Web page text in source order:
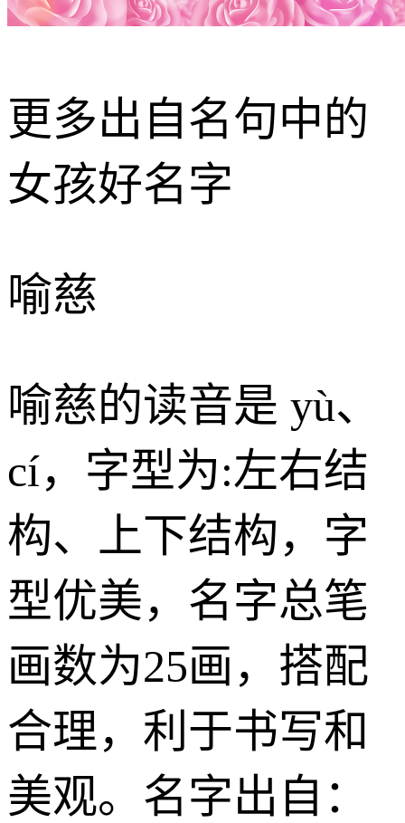
更多出自名句中的
女孩好名字
喻慈
喻慈的读音是 yù、
cí，字型为:左右结
构、上下结构，字
型优美，名字总笔
画数为25画，搭配
合理，利于书写和
美观。名字出自：